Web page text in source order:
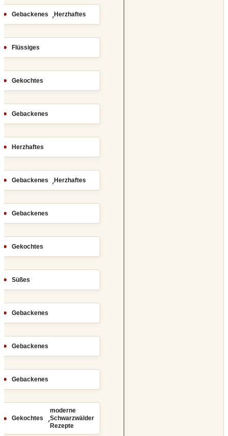
Gebackenes ,Herzhaftes
Flüssiges
Gekochtes
Gebackenes
Herzhaftes
Gebackenes ,Herzhaftes
Gebackenes
Gekochtes
Süßes
Gebackenes
Gebackenes
Gebackenes
Gekochtes ,
moderne
Schwarzwälder
Rezepte